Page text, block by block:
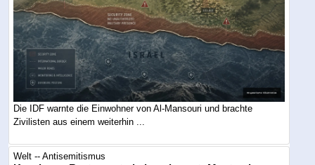
Die IDF warnte die Einwohner von Al-Mansouri und brachte
Zivilisten aus einem weiterhin ...
Welt -- Antisemitismus